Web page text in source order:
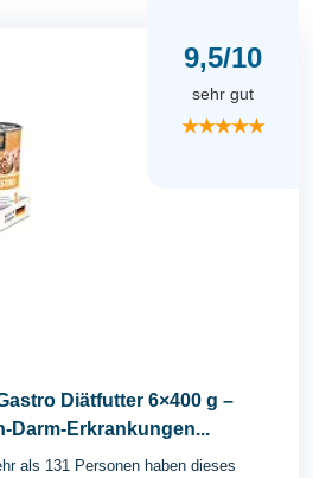
9,5/10
sehr gut
★★★★★
Diätfutter 6×400 g –
Darm-Erkrankungen...
als 131 Personen haben dieses